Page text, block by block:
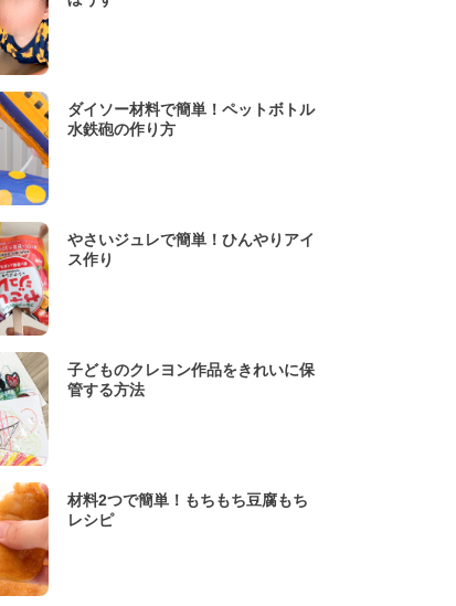
ダイソー材料で簡単！ペットボトル
水鉄砲の作り方
やさいジュレで簡単！ひんやりアイ
ス作り
子どものクレヨン作品をきれいに保
管する方法
材料2つで簡単！もちもち豆腐もち
レシピ